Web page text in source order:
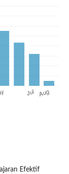
Efektif